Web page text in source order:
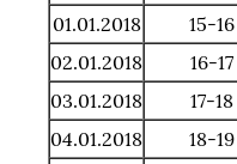
01.01.2018
15-16
02.01.2018
16-17
03.01.2018
17-18
04.01.2018
18-19